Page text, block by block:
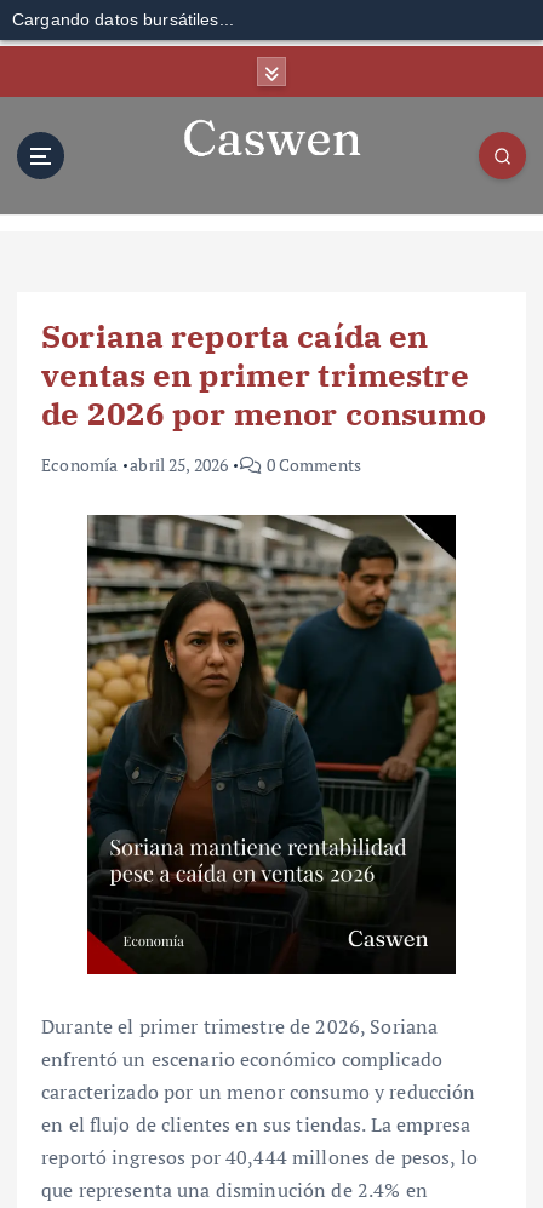
Cargando datos bursátiles...
Soriana reporta caída en
ventas en primer trimestre
de 2026 por menor consumo
Economía abril 25, 2026 0 Comments
Durante el primer trimestre de 2026, Soriana
enfrentó un escenario económico complicado
caracterizado por un menor consumo y reducción
en el flujo de clientes en sus tiendas. La empresa
reportó ingresos por 40,444 millones de pesos, lo
que representa una disminución de 2.4% en